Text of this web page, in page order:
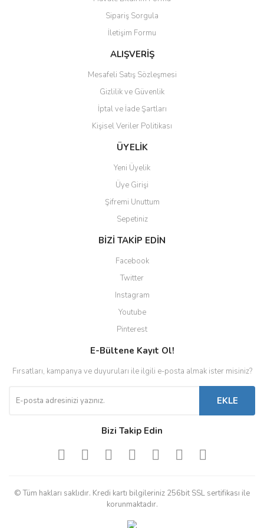
Ürün bilgilerinde hatalar bulunuyor.
Ürün fiyatı diğer sitelerden daha pahalı.
Bu ürüne benzer farklı alternatifler olmalı.
Gönder
Sipariş Sorgula
İletişim Formu
ALIŞVERİŞ
Mesafeli Satış Sözleşmesi
Gizlilik ve Güvenlik
İptal ve İade Şartları
Kişisel Veriler Politikası
ÜYELİK
Yeni Üyelik
Üye Girişi
Şifremi Unuttum
Sepetiniz
BİZİ TAKİP EDİN
Facebook
Twitter
Instagram
Youtube
Pinterest
E-Bültene Kayıt Ol!
Fırsatları, kampanya ve duyuruları ile ilgili e-posta almak ister misiniz?
EKLE
Bizi Takip Edin
© Tüm hakları saklıdır. Kredi kartı bilgileriniz 256bit SSL sertifikası ile
korunmaktadır.